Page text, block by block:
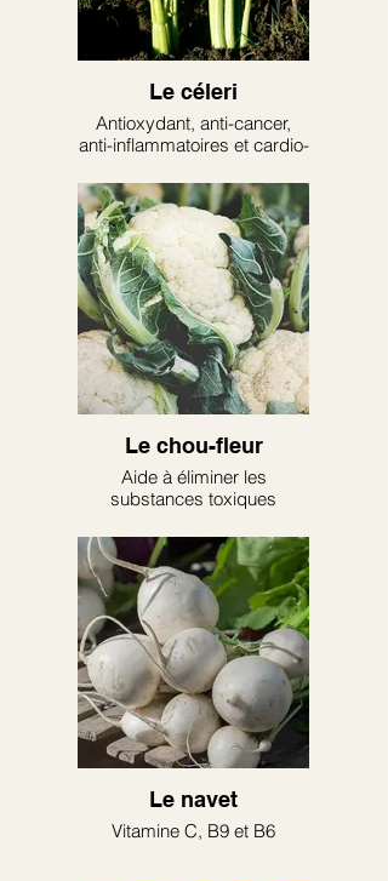
Le céleri
Antioxydant, anti-cancer,
anti-inflammatoires et cardio-
Le chou-fleur
Aide à éliminer les
substances toxiques
Le navet
Vitamine C, B9 et B6